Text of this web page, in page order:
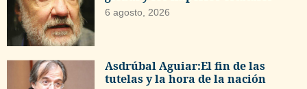
6 agosto, 2026
Asdrúbal Aguiar:El fin de las
tutelas y la hora de la nación